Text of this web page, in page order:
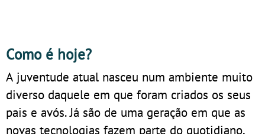
Como é hoje?
A juventude atual nasceu num ambiente muito
diverso daquele em que foram criados os seus
pais e avós. Já são de uma geração em que as
novas tecnologias fazem parte do quotidiano,